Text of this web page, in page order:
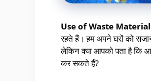
Use of Waste
रहते हैं। हम अपने घरों को
लेकिन क्या आपको पता है कि
कर सकते हैं?